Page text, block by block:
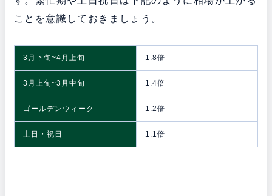
ことを意識しておきましょう。
3月下旬~4月上旬 1.8倍
3月上旬~3月中旬 1.4倍
ゴールデンウィーク 1.2倍
土日・祝日 1.1倍